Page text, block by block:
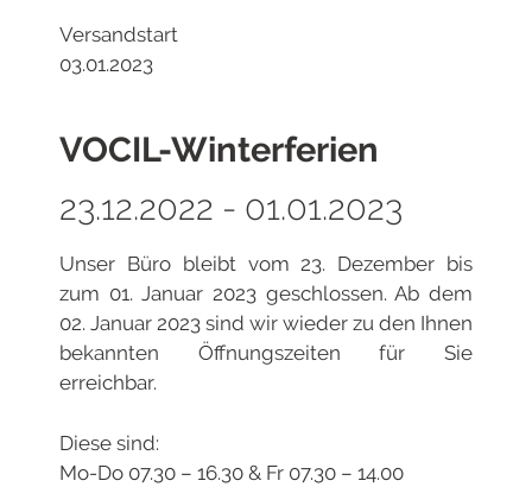
Versandstart
03.01.2023
VOCIL-Winterferien
23.12.2022 - 01.01.2023
Unser Büro bleibt vom 23. Dezember bis
zum 01. Januar 2023 geschlossen. Ab dem
02. Januar 2023 sind wir wieder zu den Ihnen
bekannten Öffnungszeiten für Sie
erreichbar.
Diese sind:
Mo-Do 07.30 – 16.30 & Fr 07.30 – 14.00